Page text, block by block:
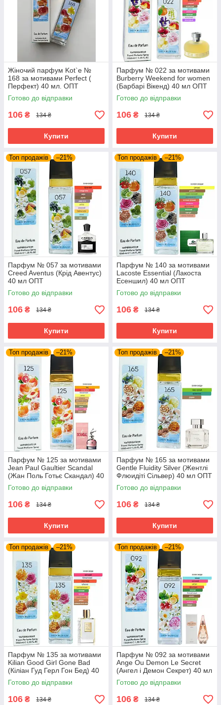
Жіночий парфум Kot`e №
168 за мотивами Perfect (
Перфект) 40 мл. ОПТ
Готово до відправки
106 ₴ 134 ₴
Купити
Парфум № 022 за мотивами
Burberry Weekend for women
(Барбарі Вікенд) 40 мл ОПТ
Готово до відправки
106 ₴ 134 ₴
Купити
Топ продажів –21%
Парфум № 057 за мотивами
Creed Aventus (Крід Авентус)
40 мл ОПТ
Готово до відправки
106 ₴ 134 ₴
Купити
Топ продажів –21%
Парфум № 140 за мотивами
Lacoste Essential (Лакоста
Есеншил) 40 мл ОПТ
Готово до відправки
106 ₴ 134 ₴
Купити
Топ продажів –21%
Парфум № 125 за мотивами
Jean Paul Gaultier Scandal
(Жан Поль Готьє Скандал) 40
мл ОПТ
Готово до відправки
106 ₴ 134 ₴
Купити
Топ продажів –21%
Парфум № 165 за мотивами
Gentle Fluidity Silver (Жентлі
Флюидіті Сільвер) 40 мл ОПТ
Готово до відправки
106 ₴ 134 ₴
Купити
Топ продажів –21%
Парфум № 135 за мотивами
Kilian Good Girl Gone Bad
(Кіліан Гуд Герл Гон Бед) 40
мл
Готово до відправки
106 ₴ 134 ₴
Топ продажів –21%
Парфум № 092 за мотивами
Ange Ou Demon Le Secret
(Ангел і Демон Секрет) 40 мл
ОПТ
Готово до відправки
106 ₴ 134 ₴